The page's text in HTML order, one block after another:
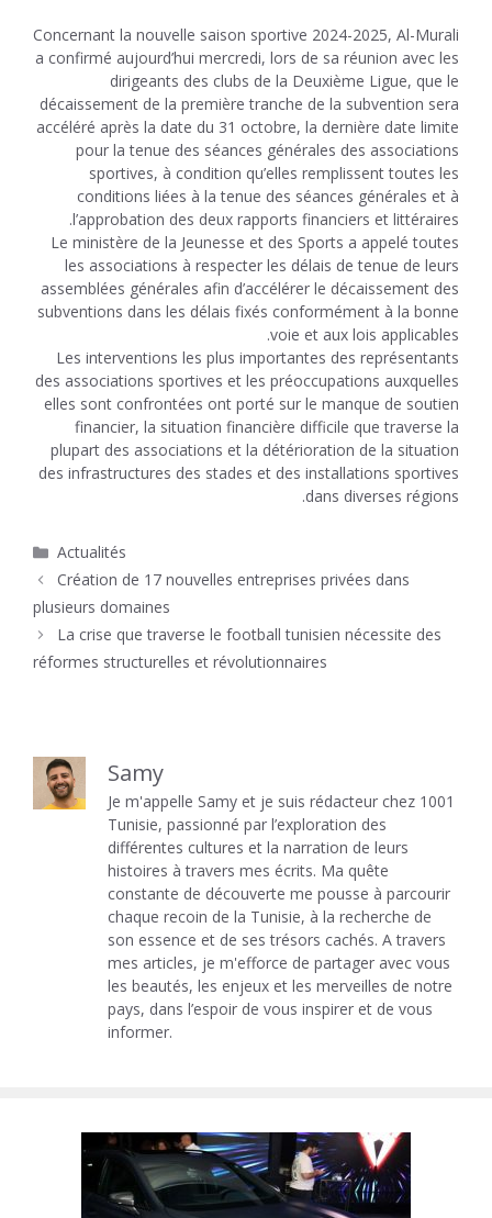
Concernant la nouvelle saison sportive 2024-2025, Al-Murali
a confirmé aujourd’hui mercredi, lors de sa réunion avec les
dirigeants des clubs de la Deuxième Ligue, que le
décaissement de la première tranche de la subvention sera
accéléré après la date du 31 octobre, la dernière date limite
pour la tenue des séances générales des associations
sportives, à condition qu’elles remplissent toutes les
conditions liées à la tenue des séances générales et à
l’approbation des deux rapports financiers et littéraires.
Le ministère de la Jeunesse et des Sports a appelé toutes
les associations à respecter les délais de tenue de leurs
assemblées générales afin d’accélérer le décaissement des
subventions dans les délais fixés conformément à la bonne
voie et aux lois applicables.
Les interventions les plus importantes des représentants
des associations sportives et les préoccupations auxquelles
elles sont confrontées ont porté sur le manque de soutien
financier, la situation financière difficile que traverse la
plupart des associations et la détérioration de la situation
des infrastructures des stades et des installations sportives
dans diverses régions.
Catégories
Actualités
Création de 17 nouvelles entreprises privées dans
plusieurs domaines
La crise que traverse le football tunisien nécessite des
réformes structurelles et révolutionnaires
Samy
Je m'appelle Samy et je suis rédacteur chez 1001
Tunisie, passionné par l’exploration des
différentes cultures et la narration de leurs
histoires à travers mes écrits. Ma quête
constante de découverte me pousse à parcourir
chaque recoin de la Tunisie, à la recherche de
son essence et de ses trésors cachés. A travers
mes articles, je m'efforce de partager avec vous
les beautés, les enjeux et les merveilles de notre
pays, dans l’espoir de vous inspirer et de vous
informer.